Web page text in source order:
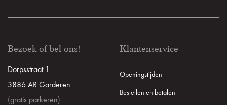
Bezoek of bel ons!
Dorpsstraat 1
3886 AR Garderen
(gratis parkeren)
Klantenservice
Openingstijden
Bestellen en betalen